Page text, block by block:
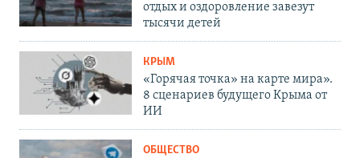
отдых и оздоровление завезут
тысячи детей
КРЫМ
«Горячая точка» на карте мира».
8 сценариев будущего Крыма от
ИИ
ОБЩЕСТВО